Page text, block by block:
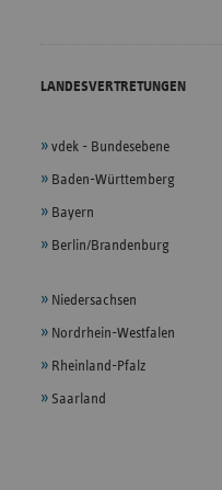
LANDESVERTRETUNGEN
vdek - Bundesebene
Baden-Württemberg
Bayern
Berlin/Brandenburg
Niedersachsen
Nordrhein-Westfalen
Rheinland-Pfalz
Saarland